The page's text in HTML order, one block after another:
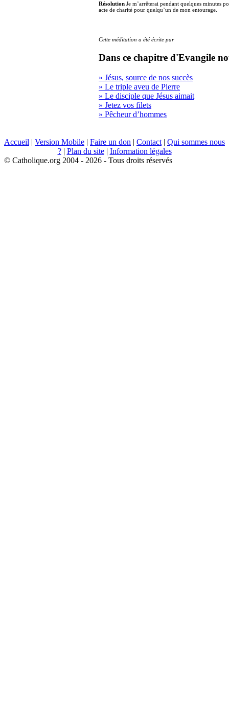
Résolution Je m’arrêterai pendant quelques minutes
acte de charité pour quelqu’un de mon entourage.
Cette méditation a été écrite par
Dans ce chapitre d'Evangile
» Jésus, source de nos succès
» Le triple aveu de Pierre
» Le disciple que Jésus aimait
» Jetez vos filets
» Pêcheur d’hommes
Accueil | Version Mobile | Faire un don | Contact | Qui sommes nous
?| Plan du site| Information légales
© Catholique.org 2004 - 2026 - Tous droits réservés